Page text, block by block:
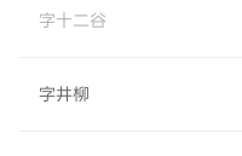
字十二谷
字井柳